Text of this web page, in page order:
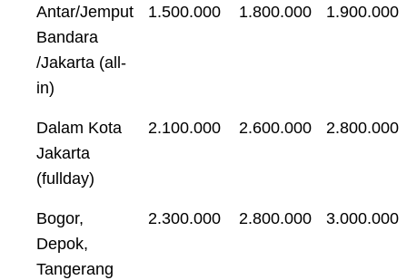
Antar/Jemput
Bandara
/Jakarta (all-
in)
1.500.000 1.800.000 1.900.000
Dalam Kota
Jakarta
(fullday)
2.100.000 2.600.000 2.800.000
Bogor,
Depok,
Tangerang
2.300.000 2.800.000 3.000.000